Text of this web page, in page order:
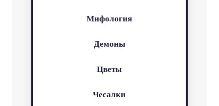
Мифология
Демоны
Цветы
Чесалки